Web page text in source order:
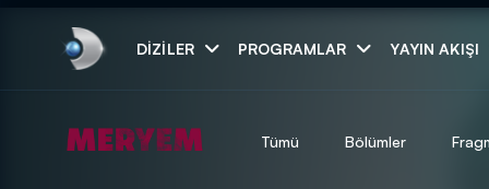
DIZILER PROGRAMLAR YAYIN AKIŞI
Tümü Bölümler